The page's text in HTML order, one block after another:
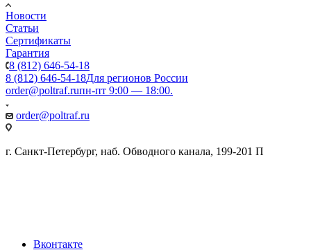
Новости
Статьи
Сертификаты
Гарантия
8 (812) 646-54-18
8 (812) 646-54-18Для регионов России
order@poltraf.ruпн-пт 9:00 — 18:00.
order@poltraf.ru
г. Санкт-Петербург, наб. Обводного канала, 199-201 П
Вконтакте